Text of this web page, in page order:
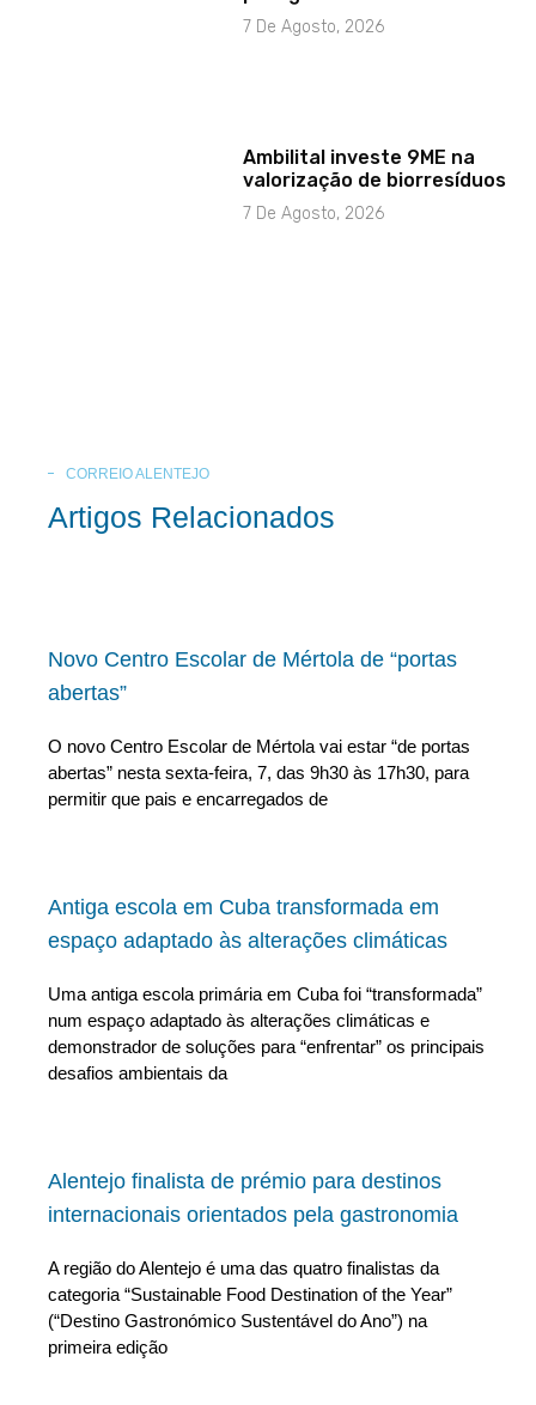
7 De Agosto, 2026
Ambilital investe 9ME na
valorização de biorresíduos
7 De Agosto, 2026
CORREIO ALENTEJO
Artigos Relacionados
Novo Centro Escolar de Mértola de “portas
abertas”
O novo Centro Escolar de Mértola vai estar “de portas
abertas” nesta sexta-feira, 7, das 9h30 às 17h30, para
permitir que pais e encarregados de
Antiga escola em Cuba transformada em
espaço adaptado às alterações climáticas
Uma antiga escola primária em Cuba foi “transformada”
num espaço adaptado às alterações climáticas e
demonstrador de soluções para “enfrentar” os principais
desafios ambientais da
Alentejo finalista de prémio para destinos
internacionais orientados pela gastronomia
A região do Alentejo é uma das quatro finalistas da
categoria “Sustainable Food Destination of the Year”
(“Destino Gastronómico Sustentável do Ano”) na
primeira edição